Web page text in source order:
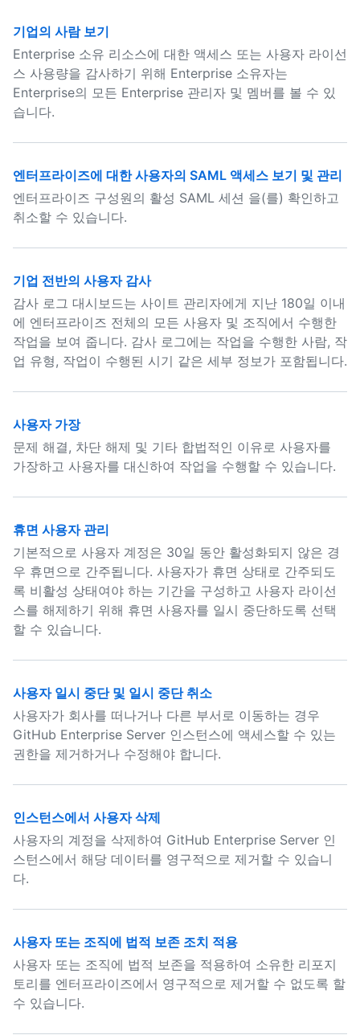
기업의 사람 보기
Enterprise 소유 리소스에 대한 액세스 또는 사용자 라이선
스 사용량을 감사하기 위해 Enterprise 소유자는
Enterprise의 모든 Enterprise 관리자 및 멤버를 볼 수 있
습니다.
엔터프라이즈에 대한 사용자의 SAML 액세스 보기 및 관리
엔터프라이즈 구성원의 활성 SAML 세션 을(를) 확인하고
취소할 수 있습니다.
기업 전반의 사용자 감사
감사 로그 대시보드는 사이트 관리자에게 지난 180일 이내
에 엔터프라이즈 전체의 모든 사용자 및 조직에서 수행한
작업을 보여 줍니다. 감사 로그에는 작업을 수행한 사람, 작
업 유형, 작업이 수행된 시기 같은 세부 정보가 포함됩니다.
사용자 가장
문제 해결, 차단 해제 및 기타 합법적인 이유로 사용자를
가장하고 사용자를 대신하여 작업을 수행할 수 있습니다.
휴면 사용자 관리
기본적으로 사용자 계정은 30일 동안 활성화되지 않은 경
우 휴면으로 간주됩니다. 사용자가 휴면 상태로 간주되도
록 비활성 상태여야 하는 기간을 구성하고 사용자 라이선
스를 해제하기 위해 휴면 사용자를 일시 중단하도록 선택
할 수 있습니다.
사용자 일시 중단 및 일시 중단 취소
사용자가 회사를 떠나거나 다른 부서로 이동하는 경우
GitHub Enterprise Server 인스턴스에 액세스할 수 있는
권한을 제거하거나 수정해야 합니다.
인스턴스에서 사용자 삭제
사용자의 계정을 삭제하여 GitHub Enterprise Server 인
스턴스에서 해당 데이터를 영구적으로 제거할 수 있습니
다.
사용자 또는 조직에 법적 보존 조치 적용
사용자 또는 조직에 법적 보존을 적용하여 소유한 리포지
토리를 엔터프라이즈에서 영구적으로 제거할 수 없도록 할
수 있습니다.